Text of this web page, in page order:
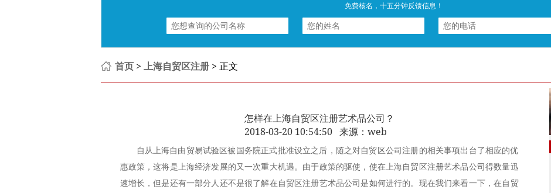
免费核名，十五分钟反馈信息！
首页 > 上海自贸区注册 > 正文
怎样在上海自贸区注册艺术品公司？
2018-03-20 10:54:50 来源：web
自从上海自由贸易试验区被国务院正式批准设立之后，随之对自贸区公司注册的相关事项出台了相应的优
惠政策，这将是上海经济发展的又一次重大机遇。由于政策的驱使，使在上海自贸区注册艺术品公司得数量迅
速增长，但是还有一部分人还不是很了解在自贸区注册艺术品公司是如何进行的。现在我们来看一下，在自贸